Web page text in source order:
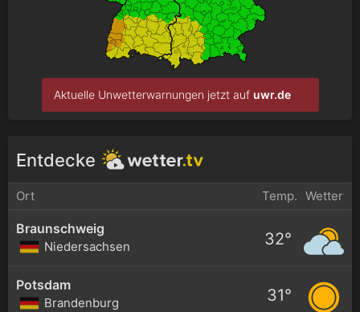
Aktuelle Unwetterwarnungen jetzt auf uwr.de
Entdecke
Ort Temp. Wetter
Braunschweig
Niedersachsen 32°
Potsdam
Brandenburg 31°